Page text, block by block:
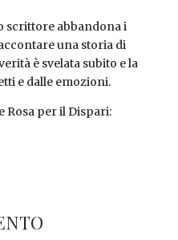
scrittore abbandona i
una storia di
è svelata subito e la
e dalle emozioni.
Rosa per il Dispari: